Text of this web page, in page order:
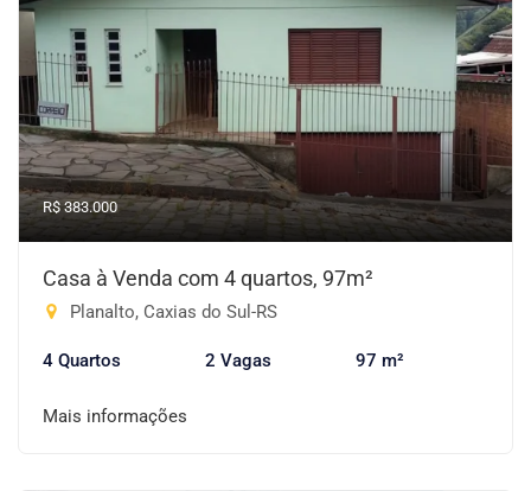
R$ 383.000
Casa à Venda com 4 quartos, 97m²
Planalto, Caxias do Sul-RS
4 Quartos 2 Vagas 97 m²
Mais informações